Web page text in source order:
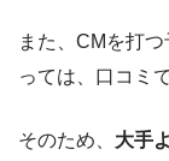
また、CMを打
っては、口コミ
そのため、 大手